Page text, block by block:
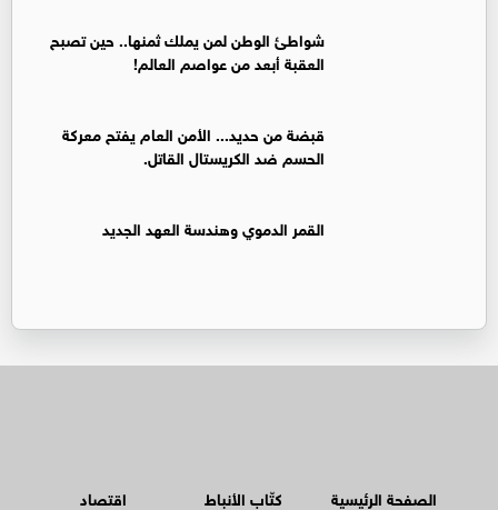
شواطئ الوطن لمن يملك ثمنها.. حين تصبح
العقبة أبعد من عواصم العالم!
قبضة من حديد... الأمن العام يفتح معركة
الحسم ضد الكريستال القاتل.
القمر الدموي وهندسة العهد الجديد
الصفحة الرئيسية
كتّاب الأنباط
اقتصاد